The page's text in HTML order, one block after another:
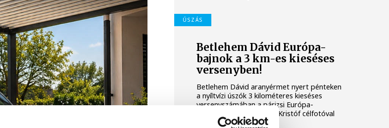
ÚSZÁS
Betlehem Dávid Európa-
bajnok a 3 km-es kieséses
versenyben!
Betlehem Dávid aranyérmet nyert pénteken
a nyíltvízi úszók 3 kilométeres kieséses
versenyszámában a párizsi Európa-
bajnokságon. Rasovszky Kristóf célfotóval
ötödik lett.